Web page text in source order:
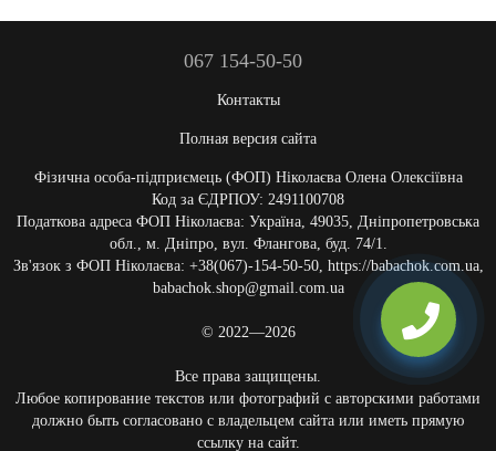
067 154-50-50
Контакты
Полная версия сайта
Фізична особа-підприємець (ФОП) Ніколаєва Олена Олексіївна
Код за ЄДРПОУ: 2491100708
Податкова адреса ФОП Ніколаєва: Україна, 49035, Дніпропетровська
обл., м. Дніпро, вул. Флангова, буд. 74/1.
Зв'язок з ФОП Ніколаєва: +38(067)-154-50-50, https://babachok.com.ua,
babachok.shop@gmail.com.ua
© 2022—2026
Все права защищены.
Любое копирование текстов или фотографий с авторскими работами
должно быть согласовано с владельцем сайта или иметь прямую
ссылку на сайт.